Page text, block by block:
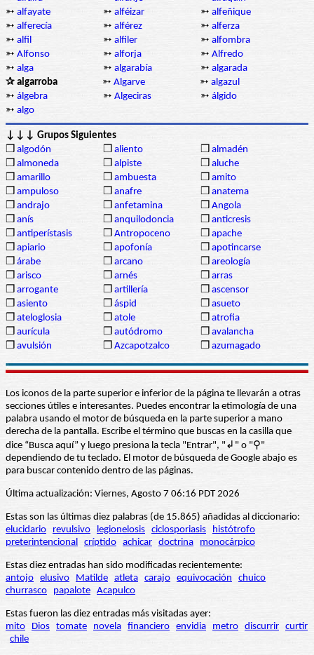
➳ alfayate ➳ alféizar ➳ alfeñique
➳ alferecía ➳ alférez ➳ alferza
➳ alfil ➳ alfiler ➳ alfombra
➳ Alfonso ➳ alforja ➳ Alfredo
➳ alga ➳ algarabía ➳ algarada
✰ algarroba
➳ Algarve ➳ algazul
➳ álgebra ➳ Algeciras ➳ álgido
➳ algo
↓↓↓ Grupos Siguientes
❒ algodón ❒ aliento ❒ almadén
❒ almoneda ❒ alpiste ❒ aluche
❒ amarillo ❒ ambuesta ❒ amito
❒ ampuloso ❒ anafre ❒ anatema
❒ andrajo ❒ anfetamina ❒ Angola
❒ anís ❒ anquilodoncia ❒ anticresis
❒ antiperístasis ❒ Antropoceno ❒ apache
❒ apiario ❒ apofonía ❒ apotincarse
❒ árabe ❒ arcano ❒ areología
❒ arisco ❒ arnés ❒ arras
❒ arrogante ❒ artillería ❒ ascensor
❒ asiento ❒ áspid ❒ asueto
❒ ateloglosia ❒ atole ❒ atrofia
❒ aurícula ❒ autódromo ❒ avalancha
❒ avulsión ❒ Azcapotzalco ❒ azumagado
Los iconos de la parte superior e inferior de la página te llevarán a otras
secciones útiles e interesantes. Puedes encontrar la etimología de una
palabra usando el motor de búsqueda en la parte superior a mano
derecha de la pantalla. Escribe el término que buscas en la casilla que
dice “Busca aquí” y luego presiona la tecla "Entrar", "↲" o "⚲"
dependiendo de tu teclado. El motor de búsqueda de Google abajo es
para buscar contenido dentro de las páginas.
Última actualización: Viernes, Agosto 7 06:16 PDT 2026
Estas son las últimas diez palabras (de 15.865) añadidas al diccionario:
elucidario
revulsivo legionelosis ciclosporiasis
histótrofo
preterintencional críptido achicar doctrina monocárpico
Estas diez entradas han sido modificadas recientemente:
antojo elusivo Matilde atleta carajo equivocación
chuico
churrasco
papalote Acapulco
Estas fueron las diez entradas más visitadas ayer:
mito
Dios tomate novela financiero envidia metro discurrir curtir
chile